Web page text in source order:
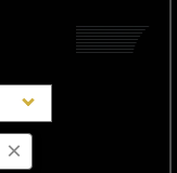
週間
×